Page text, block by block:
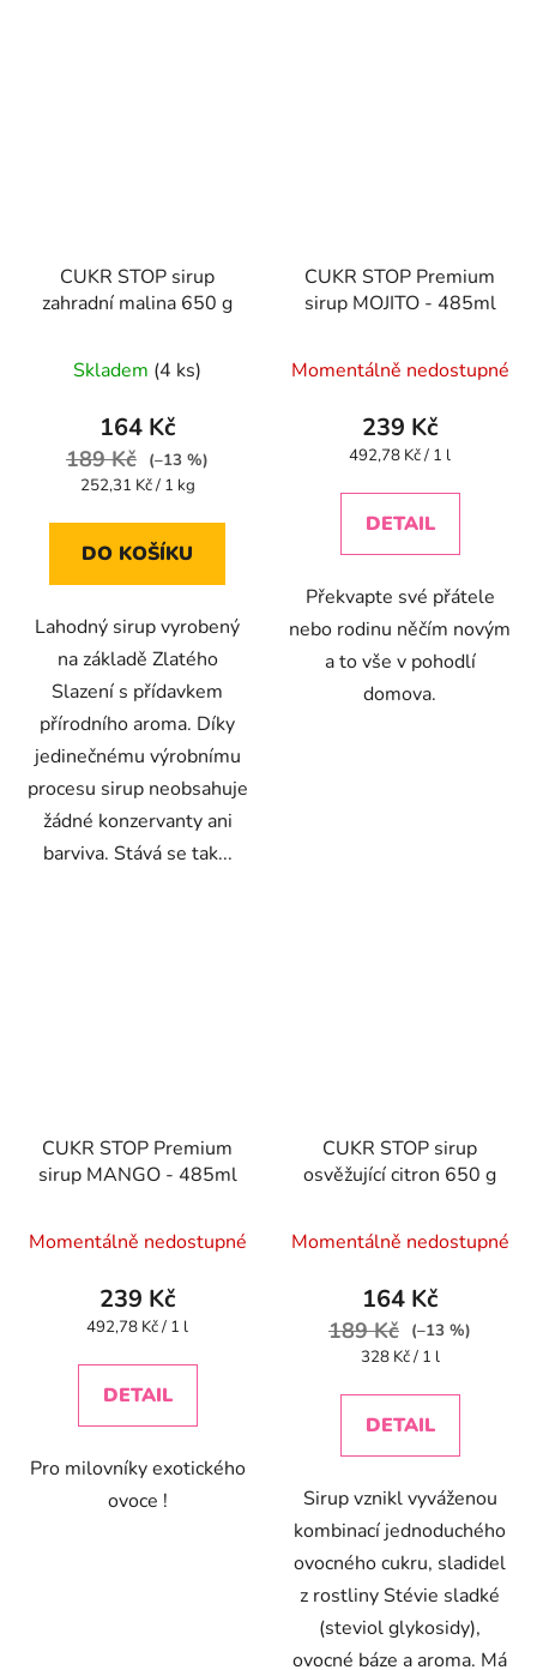
CUKR STOP sirup
zahradní malina 650 g
Skladem (4 ks)
164 Kč
189 Kč
(–13 %)
Měrná
252,31 Kč / 1 kg
DO KOŠÍKU
Lahodný sirup vyrobený
na základě Zlatého
Slazení s přídavkem
přírodního aroma. Díky
jedinečnému výrobnímu
procesu sirup neobsahuje
žádné konzervanty ani
barviva. Stává se tak...
CUKR STOP Premium
sirup MOJITO - 485ml
Momentálně nedostupné
239 Kč
Měrná
492,78 Kč / 1 l
DETAIL
Překvapte své přátele
nebo rodinu něčím novým
a to vše v pohodlí
domova.
CUKR STOP Premium
sirup MANGO - 485ml
Momentálně nedostupné
239 Kč
Měrná
492,78 Kč / 1 l
DETAIL
Pro milovníky exotického
ovoce !
CUKR STOP sirup
osvěžující citron 650 g
Momentálně nedostupné
164 Kč
189 Kč
(–13 %)
Měrná
328 Kč / 1 l
DETAIL
Sirup vznikl vyváženou
kombinací jednoduchého
ovocného cukru, sladidel
z rostliny Stévie sladké
(steviol glykosidy),
ovocné báze a aroma. Má